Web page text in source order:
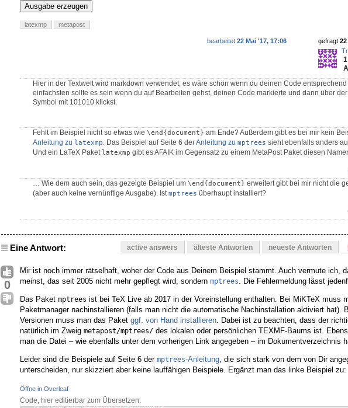
Ausgabe erzeugen
latexmp metapost
gefragt
1
bearbeitet 22 Mai '17, 17:06
Hier in der Textwelt wird markdown verwendet, es wäre schön wenn du deinen Code
einfachsten sollte es sein wenn du auf Bearbeiten gehst, deinen Code markierte und dann über
Symbol mit 101010 klickst.
Fehlt im Beispiel nicht so etwas wie \end{document} am Ende? Außerdem gibt es bei mir kein
Anleitung zu latexmp. Das Beispiel auf Seite 6 derAnleitung zu mptrees sieht ebenfalls anders
Und ein LaTeX Paket latexmp gibt es AFAIK im Gegensatz zu einem MetaPost Paket diesen
… Wie dem auch sein, das gezeigte Beispiel um \end{document} erweitert gibt bei mir nicht die
(aber auch keine vernünftige Ausgabe). Istmptrees überhaupt installiert?
Eine Antwort: active answers älteste Antworten neueste Antworten
0
Mir ist noch immer rätselhaft, woher der Code aus Deinem Beispiel stammt. Auch vermute ich,
meinst, das seit 2005 nicht mehr gepflegt wird, sondern mptrees. Die Fehlermeldung lässt
Das Paket mptrees ist bei TeX Live ab 2017 in der Voreinstellung enthalten. Bei MiKTeX muss
Paketmanager nachinstallieren (falls man nicht die automatische Nachinstallation aktiviert hat).
Versionen muss man das Paket ggf. von Hand installieren. Dabei ist zu beachten, dass der
natürlich im Zweig metapost/mptrees/ des lokalen oder persönlichen TEXMF-Baums ist.
man die Datei – wie ebenfalls unter dem vorherigen Link angegeben – im Dokumentverzeichnis
Leider sind die Beispiele auf Seite 6 der mptrees-Anleitung, die sich stark von dem von Dir
unterscheiden, nur skizziert aber keine lauffähigen Beispiele. Ergänzt man das linke Beispiel zu:
Öffne in Overleaf
Code, hier editierbar zum Übersetzen: